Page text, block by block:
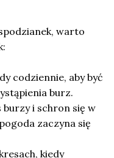
warto
codziennie, aby być
burz.
i schron się w
zaczyna się
kiedy